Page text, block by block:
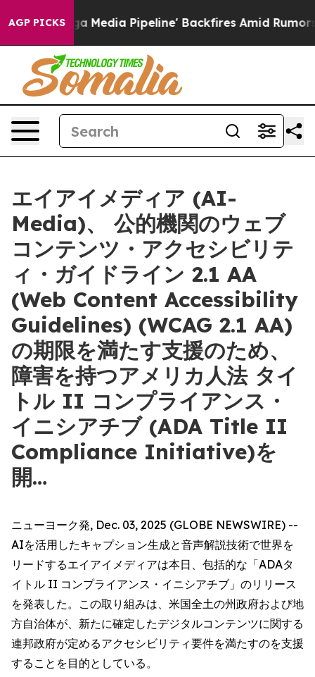
AGP PICKS
'Maga Media Pipeline' Backfires Amid Rumors
エイアイメディア (AI-
Media)、 公的機関のウェブ
コンテンツ・アクセシビリテ
ィ・ガイドライン 2.1 AA
(Web Content Accessibility
Guidelines) (WCAG 2.1 AA)
の期限を満たす支援のため、
障害を持つアメリカ人法 タイ
トル II コンプライアンス・
イニシアチブ (ADA Title II
Compliance Initiative)を
開…
ニューヨーク発, Dec. 03, 2025 (GLOBE NEWSWIRE) --
AIを活用したキャプション生成と音声解説技術で世界を
リードするエイアイメディアは本日、包括的な「ADAタ
イトル II コンプライアンス・イニシアチブ」のリリース
を発表した。この取り組みは、米国全土の州政府および地
方自治体が、新たに確定したデジタルコンテンツに関する
連邦政府が定めるアクセシビリティ要件を満たすのを支援
することを目的としている。